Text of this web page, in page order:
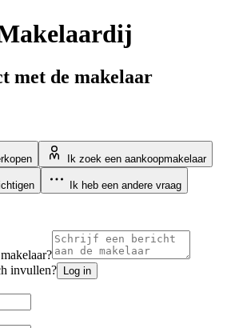
met de makelaar
Ik zoek een aankoopmakelaar
Ik heb een andere vraag
invullen? Log in